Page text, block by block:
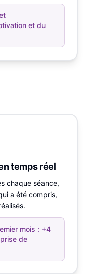
et du
temps réel
chaque séance,
a été compris,
mois : +4
de